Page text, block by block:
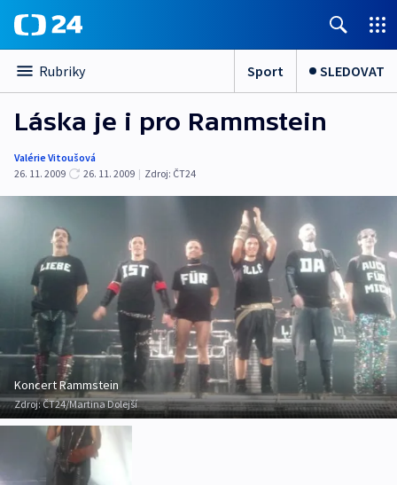
Rubriky Sport SLEDOVAT
Láska je i pro Rammstein
Valérie Vitoušová
26. 11. 2009
26. 11. 2009 | Zdroj: ČT24
Koncert Rammstein
Zdroj:ČT24/Martina Dolejší